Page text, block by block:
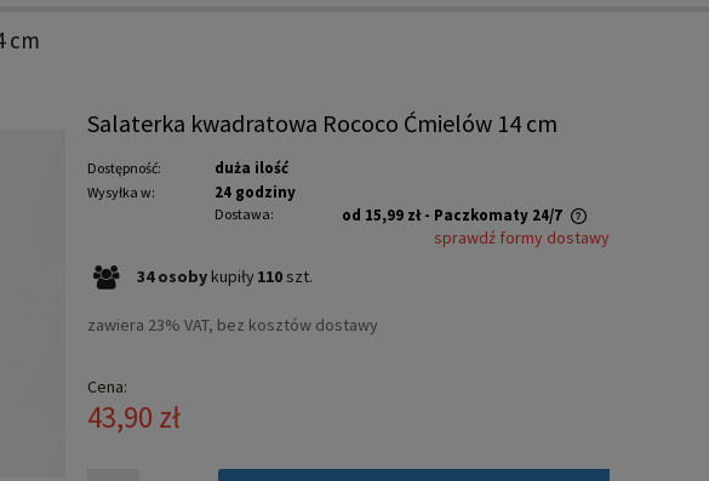
cm
Salaterka kwadratowa Rococo Ćmielów 14 cm
Dostępność: duża ilość
Wysyłka w: 24 godziny
Dostawa: od 15,99 zł - Paczkomaty 24/7
Cena nie zawiera ewentualnych kosztów
sprawdź formy dostawy
34 osoby kupiły 110 szt.
zawiera 23% VAT, bez kosztów dostawy
Cena:
43,90 zł